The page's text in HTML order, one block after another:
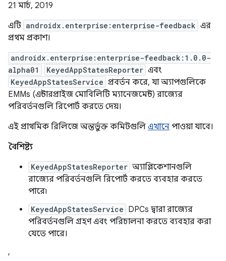
21 মার্চ, 2019
এটি androidx.enterprise:enterprise-feedback এর
প্রথম প্রকাশ।
androidx.enterprise:enterprise-feedback:1.0.0-
alpha01
KeyedAppStatesReporter এবং
KeyedAppStatesService প্রবর্তন করে, যা অ্যাপগুলিকে
EMMs (এন্টারপ্রাইজ মোবিলিটি ম্যানেজমেন্ট) রাজ্যের
পরিবর্তনগুলি রিপোর্ট করতে দেয়।
এই প্রাথমিক রিলিজে অন্তর্ভুক্ত কমিটগুলি এখানে পাওয়া যাবে।
বৈশিষ্ট্য
KeyedAppStatesReporter অ্যাপ্লিকেশানগুলি
রাজ্যের পরিবর্তনগুলি রিপোর্ট করতে ব্যবহার করতে
পারে৷
KeyedAppStatesService DPCs দ্বারা রাজ্যের
পরিবর্তনগুলি গ্রহণ এবং পরিচালনা করতে ব্যবহার করা
যেতে পারে।
,